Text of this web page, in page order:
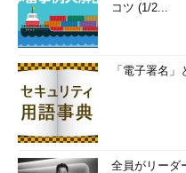
コツ (1/2...
「電子署名
全員がリーダ